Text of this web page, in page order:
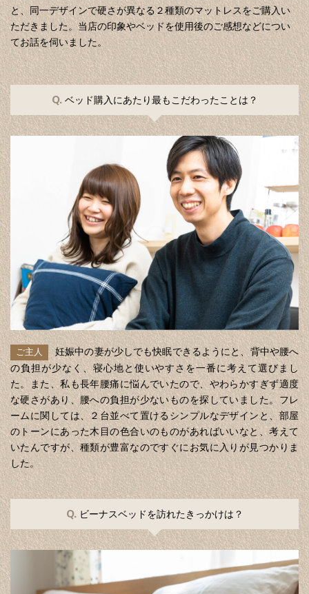
と、同一デザインで硬さが異なる２種類のマットレスをご購入い
ただきました。当店の印象やベッドを使用後のご感想などについ
てお話を伺いました。
Q.ベッド購入にあたり最もこだわったことは？
ご主人
妊娠中の妻が少しでも快眠できるようにと、背中や腰へ
の負担が少なく、寝心地と使いやすさを一番に考えて選びまし
た。また、私も長年腰痛に悩んでいたので、やわらかすぎず適度
な硬さがあり、腰への負担が少ないものを探していました。フレ
ームに関しては、２台並べて置けるシンプルなデザインと、部屋
のトーンにあった木目の色合いのものがあればいいなと、考えて
いたんですが、種類が豊富なのですぐにお気に入りが見つかりま
した。
Q.ビーナスベッドを訪れたきっかけは？